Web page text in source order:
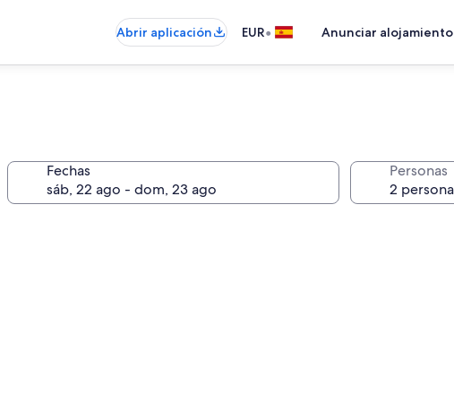
Abrir aplicación EUR• Anunciar alojamiento
Fechas Personas